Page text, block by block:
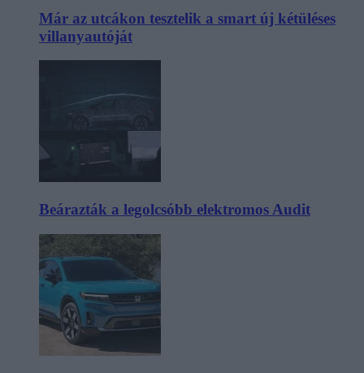
Már az utcákon tesztelik a smart új kétüléses
villanyautóját
Beárazták a legolcsóbb elektromos Audit